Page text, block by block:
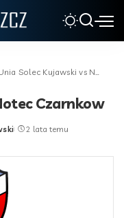
Solec Kujawski vs Notec Czarnkow
Czarnkow
2 lata temu